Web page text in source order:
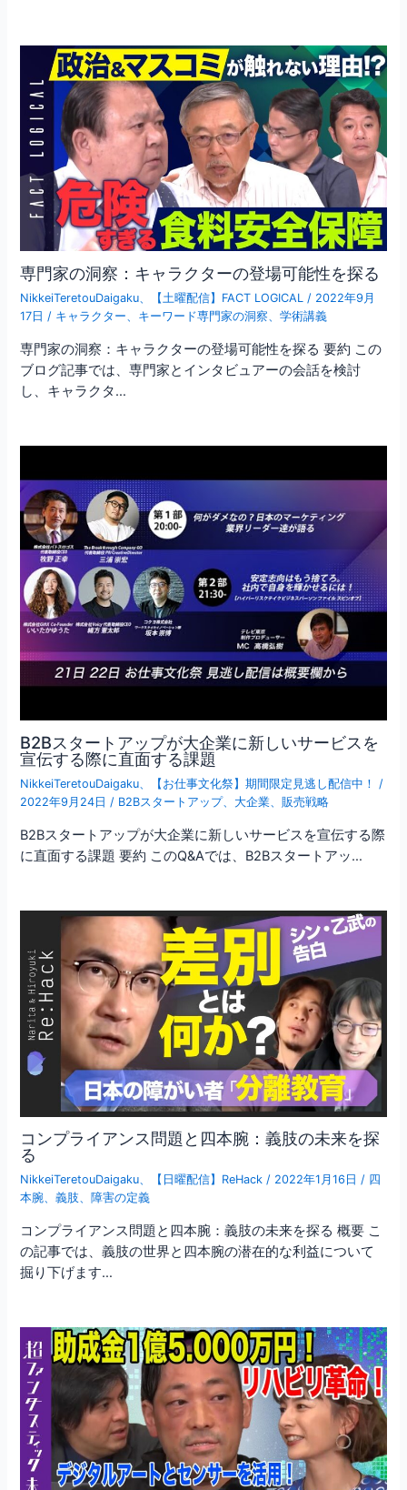
専門家の洞察：キャラクターの登場可能性を探る
NikkeiTeretouDaigaku、 【土曜配信】FACT LOGICAL / 2022年9月
17日 / キャラクター、 キーワード専門家の洞察、学術講義
専門家の洞察：キャラクターの登場可能性を探る 要約 この
ブログ記事では、専門家とインタビュアーの会話を検討
し、キャラクタ…
B2Bスタートアップが大企業に新しいサービスを
宣伝する際に直面する課題
NikkeiTeretouDaigaku 【お仕事文化祭】期間限定見逃し配信中！
/
2022年9月24日 / B2Bスタートアップ、 大企業 販売戦略
B2Bスタートアップが大企業に新しいサービスを宣伝する際
に直面する課題 要約 このQ&Aでは、B2Bスタートアッ…
コンプライアンス問題と四本腕：義肢の未来を探
る
NikkeiTeretouDaigaku、 【日曜配信】ReHack / 2022年1月16日 / 四
本腕、義肢、 障害の定義
コンプライアンス問題と四本腕：義肢の未来を探る 概要 こ
の記事では、義肢の世界と四本腕の潜在的な利益について
掘り下げます…